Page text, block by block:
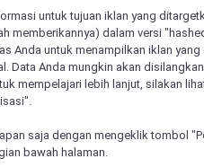
untuk tujuan iklan yang
memberikannya) dalam versi
Anda untuk menampilkan iklan
Data Anda mungkin akan
mempelajari lebih lanjut, silakan
saja dengan mengeklik tombol
bawah halaman.